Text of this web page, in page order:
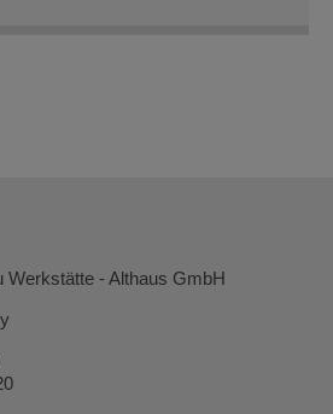
Werkstätte - Althaus GmbH